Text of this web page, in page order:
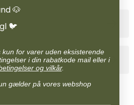
🐶
🐦
kun for varer uden eksisterende
i din rabatkode mail eller i
og vilkår.
gælder på vores webshop